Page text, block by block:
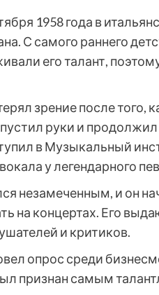
1958 года в
С самого раннего
его талант,
зрение после того,
руки и
в Музыкальный
у легендарного
незамеченным, и он
на концертах. Его
и критиков.
опрос среди
признан самым